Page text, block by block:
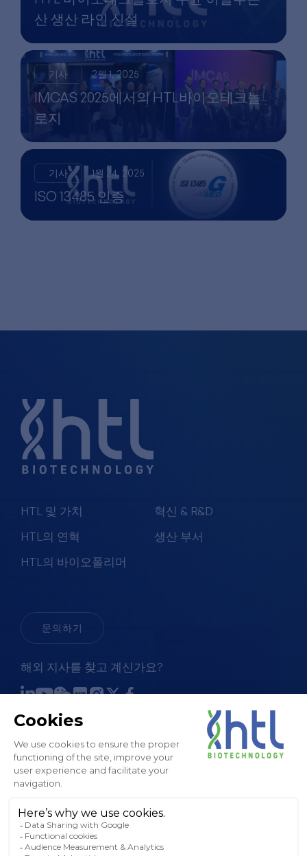
산 생산 라인 신설
기사 2월 1, 2025
IMCAS 2025에서의 HTL바이오테크놀
로지
기사 1월 24, 2025
ISO 13485 인증
HTL 및 가치
HTL의 연혁
HTL의 바이오폴리머
혁신 & R&D
생산 부서
문의하기
해외 지사를 찾고 계신가요?
판매 약관
법적 고지 및 GTC
개인정보 처리방침
쿠키 정책